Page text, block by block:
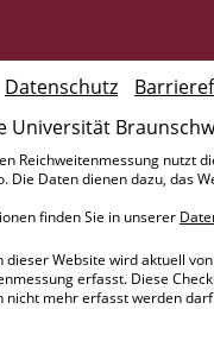
Universität
Datenschutz
Reichweitenmessung nutzt
Die Daten dienen dazu, das
finden Sie in unserer
dieser Website wird aktuell
erfasst. Diese
nicht mehr erfasst werden